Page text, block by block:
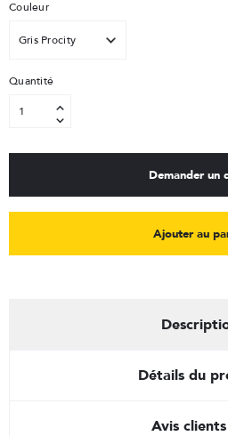
Couleur
Quantité
Demander un
Ajouter au
Détails du
Avis